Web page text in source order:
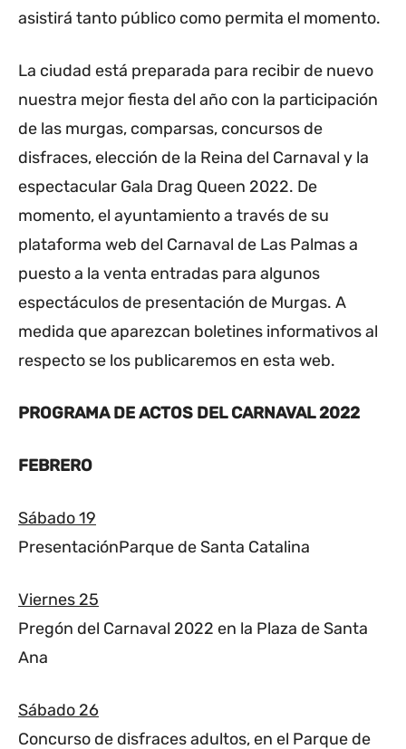
asistirá tanto público como permita el momento.
La ciudad está preparada para recibir de nuevo
nuestra mejor fiesta del año con la participación
de las murgas, comparsas, concursos de
disfraces, elección de la Reina del Carnaval y la
espectacular Gala Drag Queen 2022. De
momento, el ayuntamiento a través de su
plataforma web del Carnaval de Las Palmas a
puesto a la venta entradas para algunos
espectáculos de presentación de Murgas. A
medida que aparezcan boletines informativos al
respecto se los publicaremos en esta web.
PROGRAMA DE ACTOS DEL CARNAVAL 2022
FEBRERO
Sábado 19
PresentaciónParque de Santa Catalina
Viernes 25
Pregón del Carnaval 2022 en la Plaza de Santa
Ana
Sábado 26
Concurso de disfraces adultos, en el Parque de